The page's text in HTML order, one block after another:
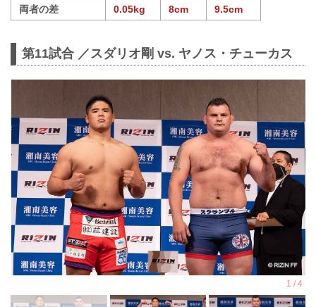
両者の差
0.05kg 8cm 9.5cm
第11試合 ／スダリオ剛 vs. ヤノス・チューカス